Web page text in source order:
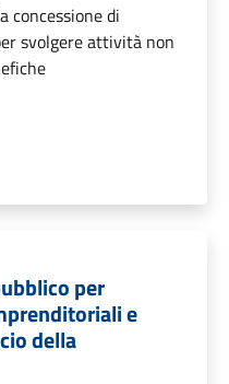
concessione di
svolgere attività non
per
e
della